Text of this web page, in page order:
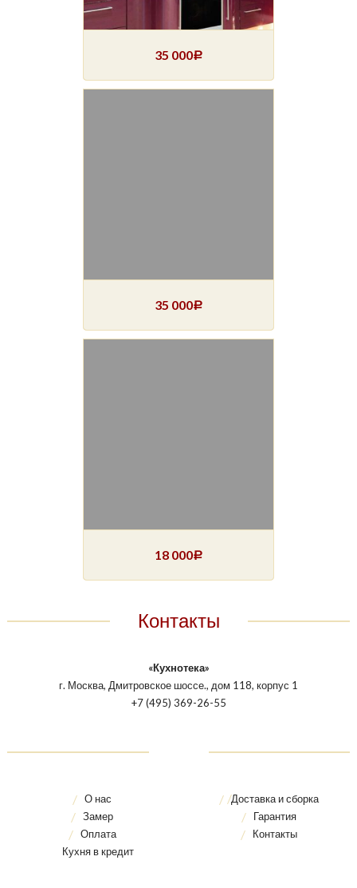
35 000Р
35 000Р
18 000Р
Контакты
«Кухнотека»
г. Москва, Дмитровское шоссе., дом 118, корпус 1
+7 (495) 369-26-55
О нас
Замер
Оплата
Кухня в кредит
Доставка и сборка
Гарантия
Контакты